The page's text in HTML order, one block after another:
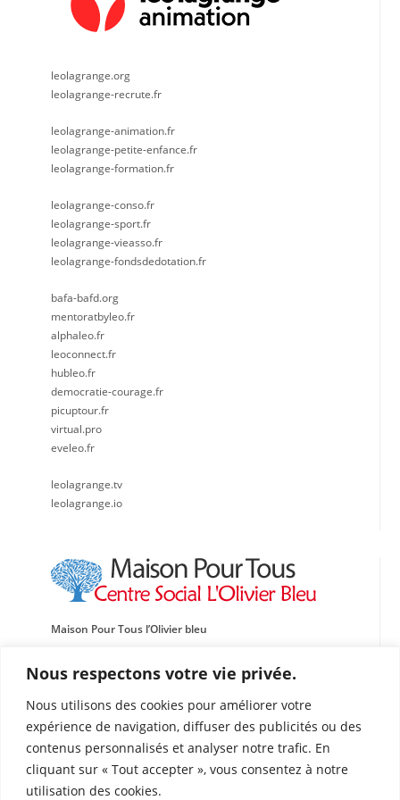
Nous respectons votre vie privée.
Nous utilisons des cookies pour améliorer votre
expérience de navigation, diffuser des publicités ou des
contenus personnalisés et analyser notre trafic. En
cliquant sur « Tout accepter », vous consentez à notre
utilisation des cookies.
leolagrange.org
leolagrange-recrute.fr
leolagrange-animation.fr
leolagrange-petite-enfance.fr
leolagrange-formation.fr
leolagrange-conso.fr
leolagrange-sport.fr
leolagrange-vieasso.fr
leolagrange-fondsdedotation.fr
bafa-bafd.org
mentoratbyleo.fr
alphaleo.fr
leoconnect.fr
hubleo.fr
democratie-courage.fr
picuptour.fr
virtual.pro
eveleo.fr
leolagrange.tv
leolagrange.io
Maison Pour Tous l’Olivier bleu
Centre social, Sportif et Culturel Léo Lagrange Méditerranée
Traverse de l’École de l’Oasis
13015 Marseille
Tél : 04 91 60 87 72
Fax : 04 91 69 03 50
olivierbleu@leolagrange.org